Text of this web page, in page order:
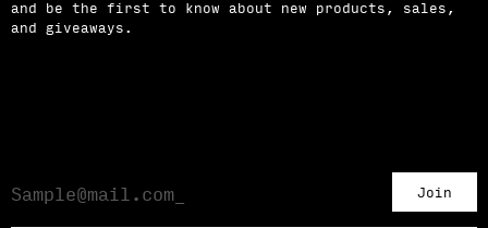
and be the first to know about new products, sales,
and giveaways.
Join